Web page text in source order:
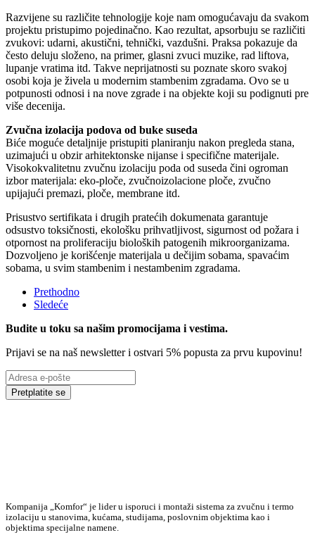
Razvijene su različite tehnologije koje nam omogućavaju da svakom
projektu pristupimo pojedinačno. Kao rezultat, apsorbuju se različiti
zvukovi: udarni, akustični, tehnički, vazdušni. Praksa pokazuje da
često deluju složeno, na primer, glasni zvuci muzike, rad liftova,
lupanje vratima itd. Takve neprijatnosti su poznate skoro svakoj
osobi koja je živela u modernim stambenim zgradama. Ovo se u
potpunosti odnosi i na nove zgrade i na objekte koji su podignuti pre
više decenija.
Zvučna izolacija podova od buke suseda
Biće moguće detaljnije pristupiti planiranju nakon pregleda stana,
uzimajući u obzir arhitektonske nijanse i specifične materijale.
Visokokvalitetnu zvučnu izolaciju poda od suseda čini ogroman
izbor materijala: eko-ploče, zvučnoizolacione ploče, zvučno
upijajući premazi, ploče, membrane itd.
Prisustvo sertifikata i drugih pratećih dokumenata garantuje
odsustvo toksičnosti, ekološku prihvatljivost, sigurnost od požara i
otpornost na proliferaciju bioloških patogenih mikroorganizama.
Dozvoljeno je korišćenje materijala u dečijim sobama, spavaćim
sobama, u svim stambenim i nestambenim zgradama.
Prethodno
Sledeće
Budite u toku sa našim promocijama i vestima.
Prijavi se na naš newsletter i ostvari 5% popusta za prvu kupovinu!
Pretplatite se
Kompanija „Komfor“ je lider u isporuci i montaži sistema za zvučnu i termo
izolaciju u stanovima, kućama, studijama, poslovnim objektima kao i
objektima specijalne namene.